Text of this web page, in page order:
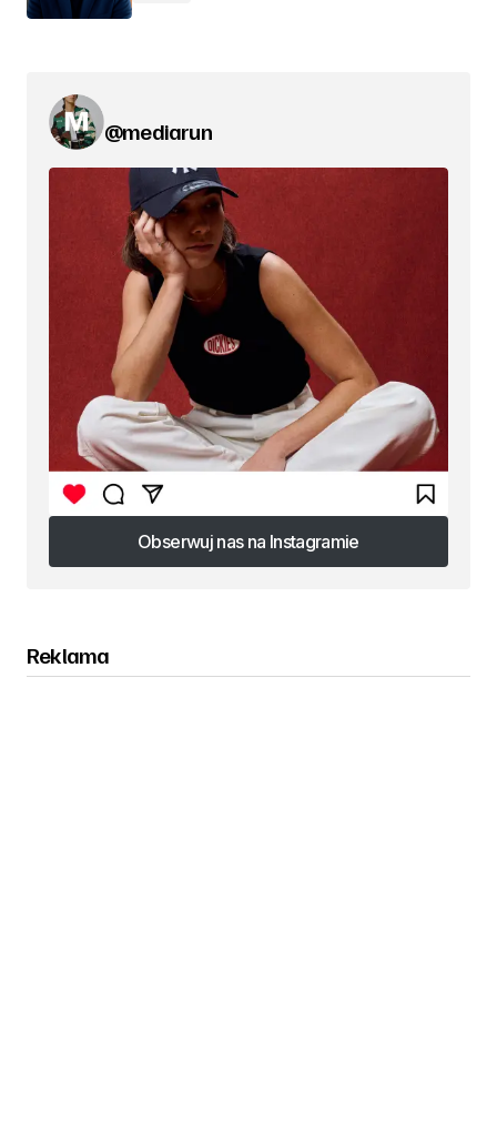
@mediarun
Obserwuj nas na Instagramie
Obserwuj nas na Instagramie
Reklama